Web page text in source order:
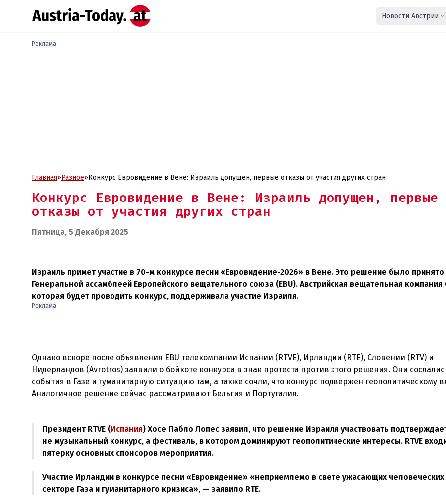
Новости Австрии
Реклама
Главная»Разное»Конкурс Евровидение в Вене: Израиль допущен, первые отказы от участия других стран
Конкурс Евровидение в Вене: Израиль допущен, первые
отказы от участия других стран
Пятница, 5 Декабря 2025
Израиль примет участие в 70-м конкурсе песни «Евровидение-2026» в Вене. Это решение было принято
Генеральной ассамблеей Европейского вещательного союза (EBU). Австрийская вещательная компания
которая будет проводить конкурс, поддерживала участие Израиля.
Реклама
Однако вскоре после объявления EBU телекомпании Испании (RTVE), Ирландии (RTE), Словении (RTV) и
Нидерландов (Avrotros) заявили о бойкоте конкурса в знак протеста против этого решения. Они
события в Газе и гуманитарную ситуацию там, а также сочли, что конкурс подвержен геополитическому
Аналогичное решение сейчас рассматривают Бельгия и Португалия.
Президент RTVE (Испания) Хосе Пабло Лопес заявил, что решение Израиля участвовать
не музыкальный конкурс, а фестиваль, в котором доминируют геополитические интересы. RTVE
пятерку основных спонсоров мероприятия.
Участие Ирландии в конкурсе песни «Евровидение» «неприемлемо в свете ужасающих
секторе Газа и гуманитарного кризиса», — заявило RTE.